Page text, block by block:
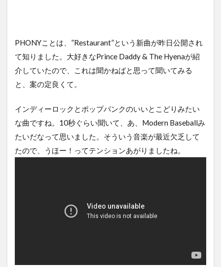
PHONYことは、”Restaurant”という新曲が昨日公開され
て知りました。大好きなPrince Daddy & The Hyenaが紹
介していたので、これは聞かねばと思って聞いてみる
と、案の定良くて。
インディーロックとポップパンクのいいとこどりみたい
な曲ですね。10秒ぐらい聞いて、あ、Modern Baseballみ
たいだなって思いました。そういう音楽が最近欠乏して
たので、うほー！ってテンションあがりましたね。